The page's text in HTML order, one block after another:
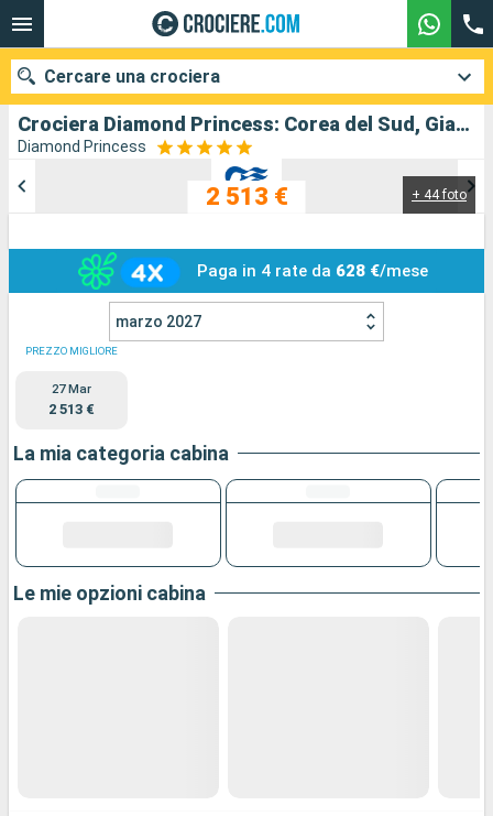
Crociera Diamond Princess: Corea del Sud, Giappone in partenza da Yokohama
Diamond Princess
+ 44 foto
2 513 €
Paga in 4 rate da 628 €/mese
marzo 2027
PREZZO MIGLIORE
27 Mar
2 513 €
La mia categoria cabina
Le mie opzioni cabina
Cercare una crociera
Le nostre destinazioni
Mesi di partenza
Porti Compagnie